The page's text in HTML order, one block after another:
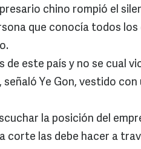
chino rompió el
que conocía todos
de este país y no se cual
señaló Ye Gon, vestido
la posición del
corte las debe hacer a